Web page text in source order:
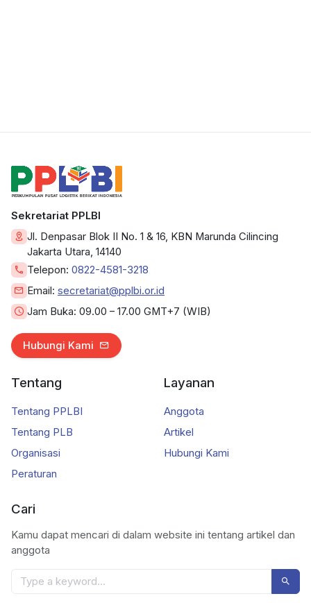
Sekretariat PPLBI
Jl. Denpasar Blok II No. 1 & 16, KBN Marunda Cilincing
Jakarta Utara, 14140
Telepon: 0822-4581-3218
Email: secretariat@pplbi.or.id
Jam Buka: 09.00 – 17.00 GMT+7 (WIB)
Hubungi Kami
Tentang
Tentang PPLBI
Tentang PLB
Organisasi
Peraturan
Layanan
Anggota
Artikel
Hubungi Kami
Cari
Kamu dapat mencari di dalam website ini tentang artikel dan
anggota